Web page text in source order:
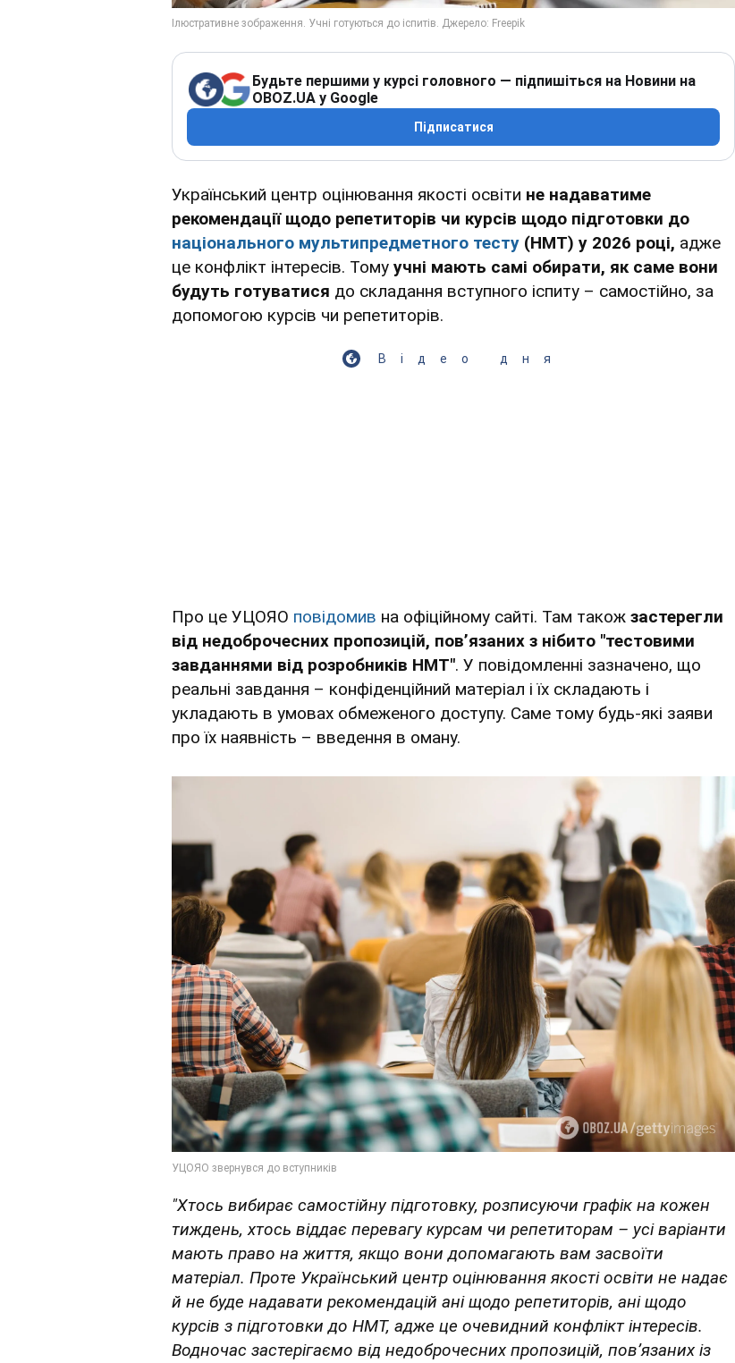
Будьте першими у курсі головного — підпишіться на Новини на
OBOZ.UA у Google
Підписатися
Український центр оцінювання якості освіти не надаватиме
рекомендації щодо репетиторів чи курсів щодо підготовки до
національного мультипредметного тесту (НМТ) у 2026 році, адже
це конфлікт інтересів. Тому учні мають самі обирати, як саме вони
будуть готуватися до складання вступного іспиту – самостійно, за
допомогою курсів чи репетиторів.
Відео дня
Про це УЦОЯО повідомив на офіційному сайті. Там також застерегли
від недоброчесних пропозицій, повʼязаних з нібито "тестовими
завданнями від розробників НМТ". У повідомленні зазначено, що
реальні завдання – конфіденційний матеріал і їх складають і
укладають в умовах обмеженого доступу. Саме тому будь-які заяви
про їх наявність – введення в оману.
"Хтось вибирає самостійну підготовку, розписуючи графік на кожен
тиждень, хтось віддає перевагу курсам чи репетиторам – усі варіанти
мають право на життя, якщо вони допомагають вам засвоїти
матеріал. Проте Український центр оцінювання якості освіти не надає
й не буде надавати рекомендацій ані щодо репетиторів, ані щодо
курсів з підготовки до НМТ, адже це очевидний конфлікт інтересів.
Водночас застерігаємо від недоброчесних пропозицій, пов’язаних із